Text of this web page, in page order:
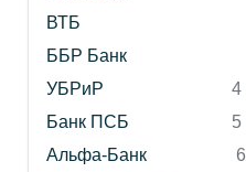
ВТБ
ББР Банк
УБРиР
4
Банк ПСБ
5
Альфа-Банк
6